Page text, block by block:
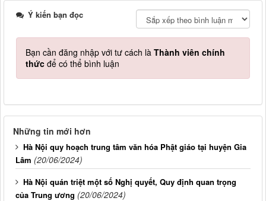
Ý kiến bạn đọc
Bạn cần đăng nhập với tư cách là Thành viên chính
thức để có thể bình luận
Những tin mới hơn
Hà Nội quy hoạch trung tâm văn hóa Phật giáo tại huyện Gia
Lâm (20/06/2024)
Hà Nội quán triệt một số Nghị quyết, Quy định quan trọng
của Trung ương (20/06/2024)